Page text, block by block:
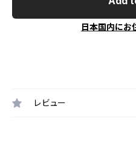
日本国内にお
レビュー